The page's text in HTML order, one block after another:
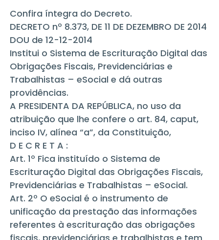
Confira íntegra do Decreto.
DECRETO nº 8.373, DE 11 DE DEZEMBRO DE 2014
DOU de 12-12-2014
Institui o Sistema de Escrituração Digital das
Obrigações Fiscais, Previdenciárias e
Trabalhistas – eSocial e dá outras
providências.
A PRESIDENTA DA REPÚBLICA, no uso da
atribuição que lhe confere o art. 84, caput,
inciso IV, alínea “a”, da Constituição,
D E C R E T A :
Art. 1º Fica instituído o Sistema de
Escrituração Digital das Obrigações Fiscais,
Previdenciárias e Trabalhistas – eSocial.
Art. 2º O eSocial é o instrumento de
unificação da prestação das informações
referentes à escrituração das obrigações